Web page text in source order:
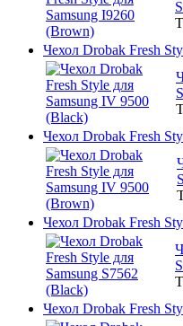
Чехол Drobak Fresh
Чехол Drobak Fresh
Чехол Drobak Fresh
Чехол Drobak Fresh